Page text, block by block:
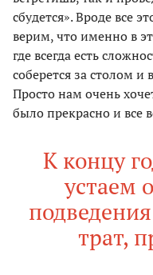
сбудется». Вроде все
верим, что именно в
где всегда есть
соберется за столом и
Просто нам очень
было прекрасно и все
К концу
устаем
трат,